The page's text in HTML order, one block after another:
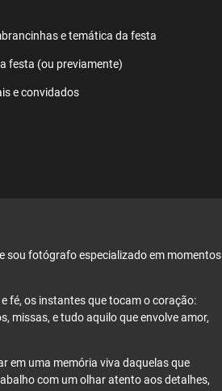
e temática da festa
festa (ou previamente)
e convidados
sou fotógrafo especializado em momentos
fé, os instantes que tocam o coração:
missas, e tudo aquilo que envolve amor,
em uma memória viva daquelas que
com um olhar atento aos detalhes,